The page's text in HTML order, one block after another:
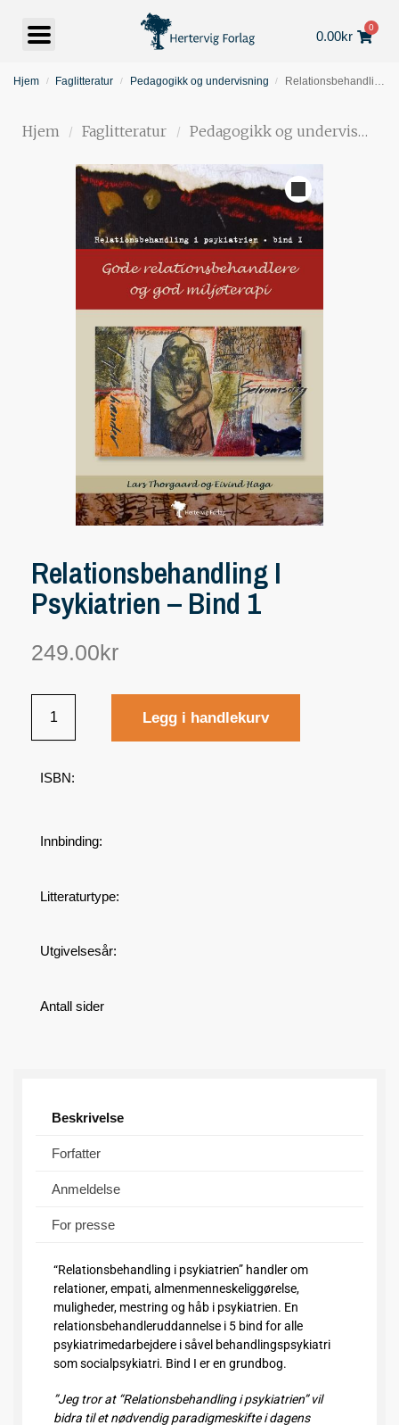
0.00kr
0
Hjem / Faglitteratur / Pedagogikk og undervisning / Relationsbehandling i psykiatrien – Bind 1
Hjem / Faglitteratur / Pedagogikk og undervisning
Relationsbehandling I
Psykiatrien – Bind 1
249.00kr
Legg i handlekurv
ISBN:
Innbinding:
Litteraturtype:
Utgivelsesår:
Antall sider
Beskrivelse
Forfatter
Anmeldelse
For presse
“Relationsbehandling i psykiatrien” handler om
relationer, empati, almenmenneskeliggørelse,
muligheder, mestring og håb i psykiatrien. En
relationsbehandleruddannelse i 5 bind for alle
psykiatrimedarbejdere i såvel behandlingspsykiatri
som socialpsykiatri. Bind I er en grundbog.
”Jeg tror at “Relationsbehandling i psykiatrien” vil
bidra til et nødvendig paradigmeskifte i dagens